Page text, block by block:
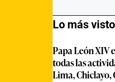
Lo más visto
Papa León XIV
todas las
Lima, Chiclayo,